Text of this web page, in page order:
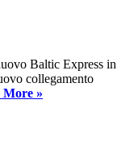
Baltic Express in
collegamento
More »